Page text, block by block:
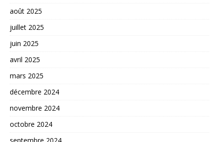
août 2025
juillet 2025
juin 2025
avril 2025
mars 2025
décembre 2024
novembre 2024
octobre 2024
septembre 2024